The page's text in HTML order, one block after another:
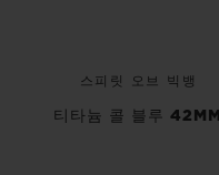
스피릿 오브 빅뱅
티타늄 콜 블루 42MM